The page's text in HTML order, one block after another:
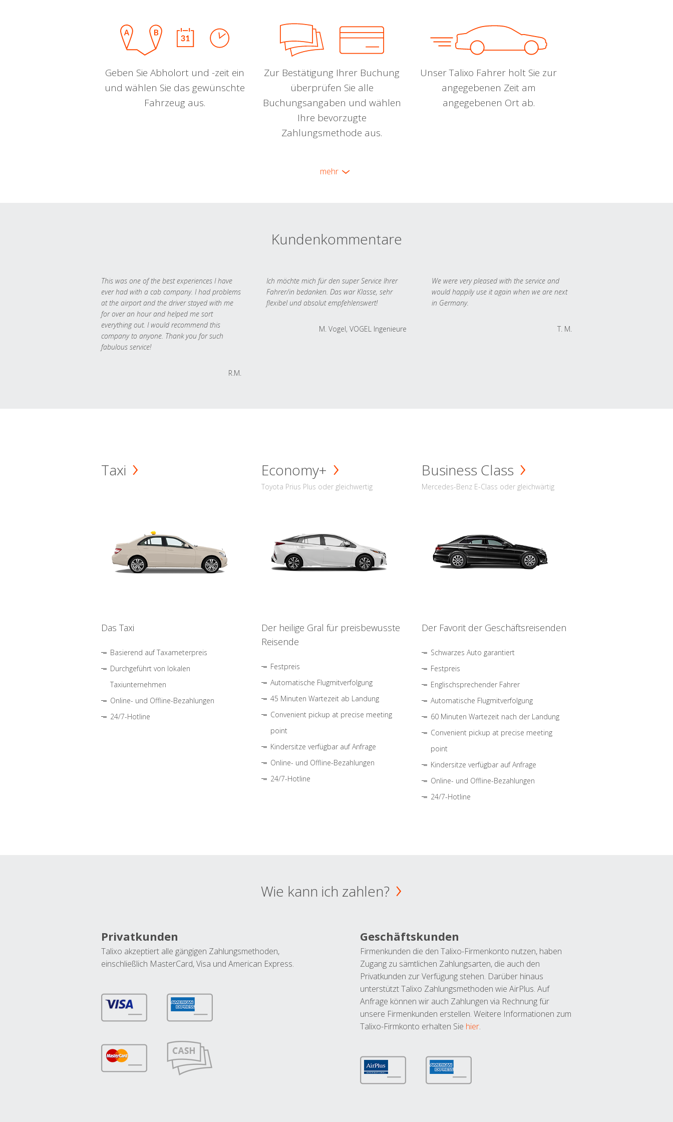
Geben Sie Abholort und -zeit ein
und wählen Sie das gewünschte
Fahrzeug aus.
Zur Bestätigung Ihrer Buchung
überprüfen Sie alle
Buchungsangaben und wählen
Ihre bevorzugte
Zahlungsmethode aus.
Unser Talixo Fahrer holt Sie zur
angegebenen Zeit am
angegebenen Ort ab.
mehr
Kundenkommentare
This was one of the best experiences I have
ever had with a cab company. I had problems
at the airport and the driver stayed with me
for over an hour and helped me sort
everything out. I would recommend this
company to anyone. Thank you for such
fabulous service!
R.M.
Ich möchte mich für den super Service Ihrer
Fahrer/in bedanken. Das war Klasse, sehr
flexibel und absolut empfehlenswert!
M. Vogel, VOGEL Ingenieure
We were very pleased with the service and
would happily use it again when we are next
in Germany.
T. M.
Taxi
Das Taxi
Basierend auf Taxameterpreis
Durchgeführt von lokalen
Taxiunternehmen
Online- und Offline-Bezahlungen
24/7-Hotline
Economy+
Toyota Prius Plus oder gleichwertig
Der heilige Gral für preisbewusste
Reisende
Festpreis
Automatische Flugmitverfolgung
45 Minuten Wartezeit ab Landung
Convenient pickup at precise meeting
point
Kindersitze verfügbar auf Anfrage
Online- und Offline-Bezahlungen
24/7-Hotline
Business Class
Mercedes-Benz E-Class oder gleichwärtig
Der Favorit der Geschäftsreisenden
Schwarzes Auto garantiert
Festpreis
Englischsprechender Fahrer
Automatische Flugmitverfolgung
60 Minuten Wartezeit nach der Landung
Convenient pickup at precise meeting
point
Kindersitze verfügbar auf Anfrage
Online- und Offline-Bezahlungen
24/7-Hotline
Wie kann ich zahlen?
Privatkunden
Talixo akzeptiert alle gängigen Zahlungsmethoden,
einschließlich MasterCard, Visa und American Express.
Geschäftskunden
Firmenkunden die den Talixo-Firmenkonto nutzen, haben
Zugang zu sämtlichen Zahlungsarten, die auch den
Privatkunden zur Verfügung stehen. Darüber hinaus
unterstützt Talixo Zahlungsmethoden wie AirPlus. Auf
Anfrage können wir auch Zahlungen via Rechnung für
unsere Firmenkunden erstellen. Weitere Informationen zum
Talixo-Firmkonto erhalten Sie hier.